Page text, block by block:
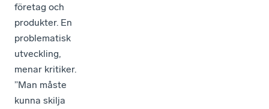
företag och
produkter. En
problematisk
utveckling,
menar kritiker.
”Man måste
kunna skilja